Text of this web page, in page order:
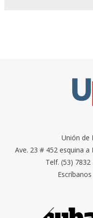
Unión de
Ave. 23 # 452 esquina a
Telf. (53)
Escríbanos